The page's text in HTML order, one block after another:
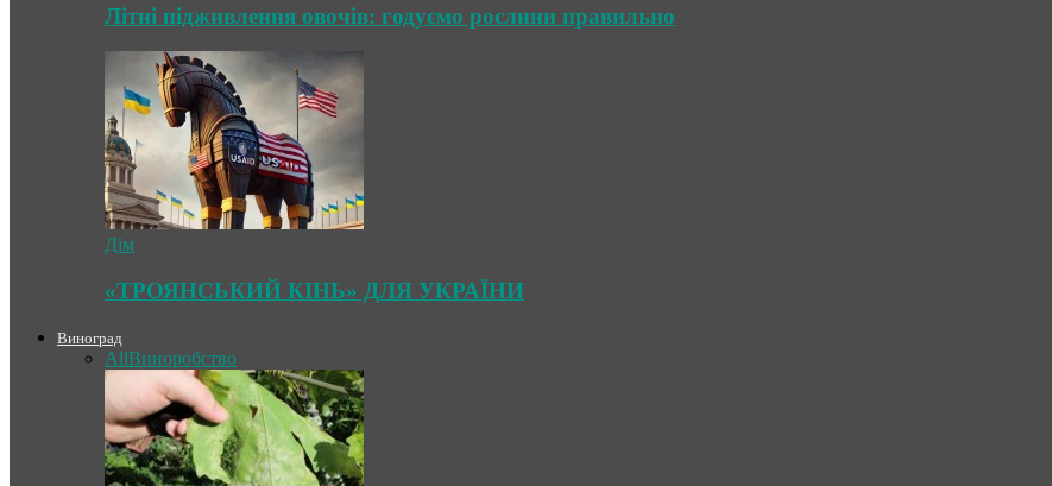
Літні підживлення овочів: годуємо рослини правильно
Дім
«ТРОЯНСЬКИЙ КІНЬ» ДЛЯ УКРАЇНИ
Виноград
AllВиноробство